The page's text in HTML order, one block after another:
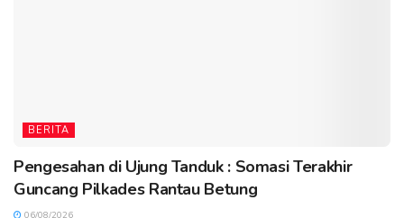
BERITA
Pengesahan di Ujung Tanduk : Somasi Terakhir
Guncang Pilkades Rantau Betung
06/08/2026